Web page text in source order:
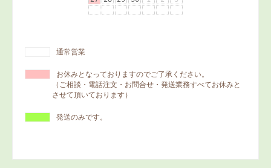
通常営業
お休みとなっておりますのでご了承ください。
（ご相談・電話注文・お問合せ・発送業務すべてお休みと
させて頂いております）
発送のみです。